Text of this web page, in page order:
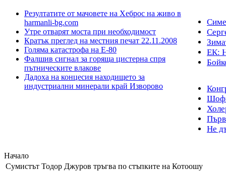
Резултатите от мачовете на Хеброс на живо в
harmanli-bg.com
Утре отварят моста при необходимост
Кратък преглед на местния печат 22.11.2008
Голяма катастрофа на Е-80
Фалшив сигнал за горяща цистерна спря
пътническите влакове
Дадоха на концесия находището за
индустриални минерали край Изворово
ЕК:
Не
Начало
Сумистът Тодор Джуров тръгва по стъпките на Котоошу